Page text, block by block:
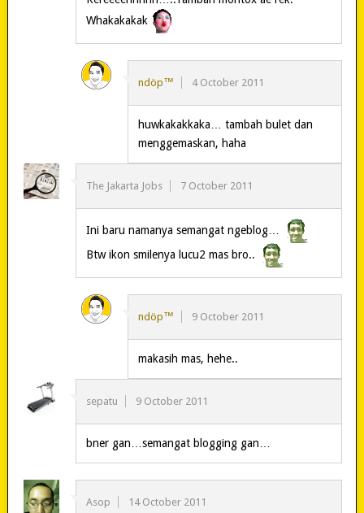
Whakakakak
ndöp™ 4 October 2011
huwkakakkaka… tambah bulet dan
menggemaskan, haha
The Jakarta Jobs 7 October 2011
Ini baru namanya semangat ngeblog…
Btw ikon smilenya lucu2 mas bro..
ndöp™ 9 October 2011
makasih mas, hehe..
sepatu 9 October 2011
bner gan…semangat blogging gan…
Asop 14 October 2011